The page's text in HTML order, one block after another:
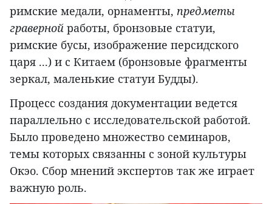
римские медали, орнаменты, предметы
граверной работы, бронзовые статуи,
римские бусы, изображение персидского
царя ...) и с Китаем (бронзовые фрагменты
зеркал, маленькие статуи Будды).
Процесс создания документации ведется
параллельно с исследовательской работой.
Было проведено множество семинаров,
темы которых связанны с зоной культуры
Oкэo. Сбор мнений экспертов так же играет
важную роль.